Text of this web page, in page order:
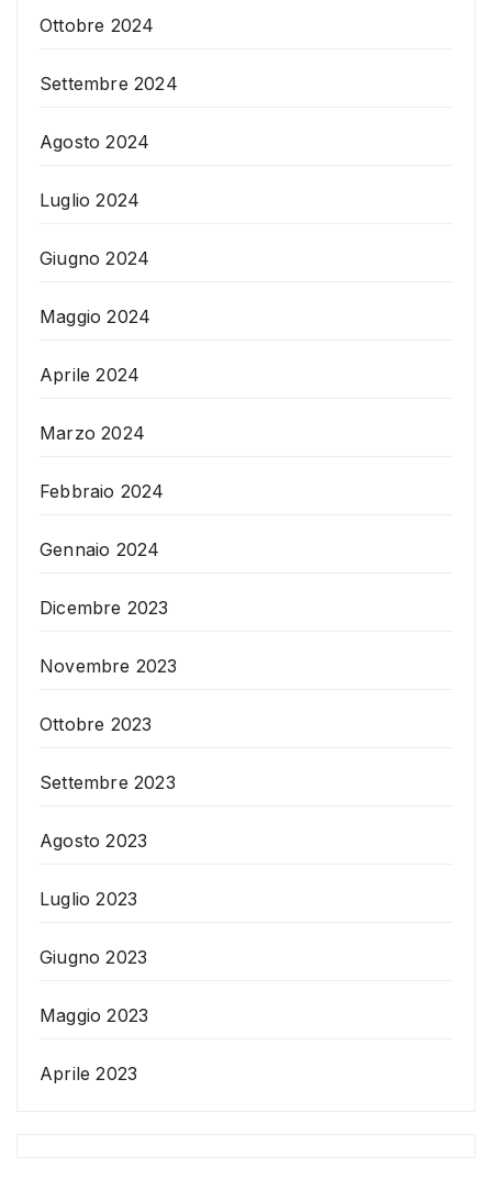
Ottobre 2024
Settembre 2024
Agosto 2024
Luglio 2024
Giugno 2024
Maggio 2024
Aprile 2024
Marzo 2024
Febbraio 2024
Gennaio 2024
Dicembre 2023
Novembre 2023
Ottobre 2023
Settembre 2023
Agosto 2023
Luglio 2023
Giugno 2023
Maggio 2023
Aprile 2023